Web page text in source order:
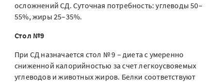
осложнений СД. Суточная потребность: углеводы 50–
55%, жиры 25–35%.
Стол №9
При СД назначается стол № 9 – диета с умеренно
сниженной калорийностью за счет легкоусвояемых
углеводов и животных жиров. Белки соответствуют